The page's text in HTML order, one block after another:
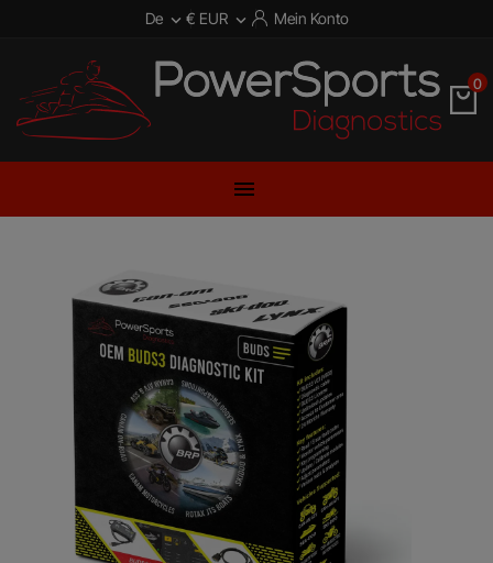
De  € EUR  Mein Konto
0
